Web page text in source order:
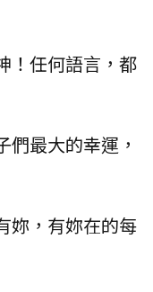
！任何語言，都
們最大的幸運，
妳，有妳在的每